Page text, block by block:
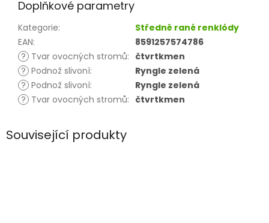
Doplňkové parametry
Kategorie:
Středně rané renklódy
EAN:
8591257574786
? Tvar ovocných stromů: čtvrtkmen
? Podnož slivoní:
Ryngle zelená
? Podnož slivoní:
Ryngle zelená
? Tvar ovocných stromů: čtvrtkmen
Související produkty